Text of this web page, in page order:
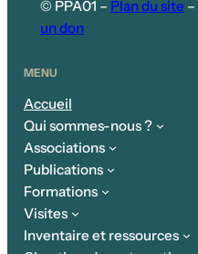
© PPA01 – Plan du site –
un don
MENU
Accueil
Qui sommes-nous ?
Associations
Publications
Formations
Visites
Inventaire et ressources